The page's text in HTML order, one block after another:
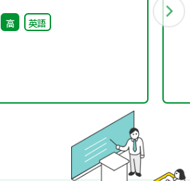
―closet に関わる2つの
表現 come out of the
高 英語